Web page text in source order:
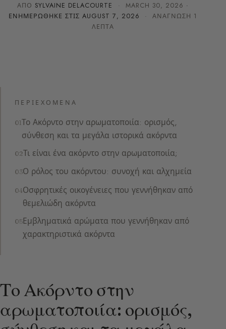
ΑΠΌ SYLVAINE DELACOURTE · MARCH 30, 2026 ·
ΕΝΗΜΕΡΏΘΗΚΕ ΣΤΙΣAUGUST 7, 2026 · ΑΝΆΓΝΩΣΗ 1
ΛΕΠΤΆ
ΠΕΡΙΕΧΌΜΕΝΑ
Το Ακόρντο στην αρωματοποιία: ορισμός,
σύνθεση και τα μεγάλα ιστορικά ακόρντα
Τι είναι ένα ακόρντο στην αρωματοποιία;
Ο ρόλος του ακόρντου: συνοχή και αλχημεία
Οσφρητικές οικογένειες που γεννήθηκαν από
θεμελιώδη ακόρντα
Εμβληματικά αρώματα που γεννήθηκαν από
χαρακτηριστικά ακόρντα
Το Ακόρντο στην
αρωματοποιία: ορισμός,